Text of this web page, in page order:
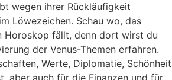
wegen ihrer Rückläufigkeit
Löwezeichen. Schau wo, das
Horoskop fällt, denn dort wirst du
der Venus-Themen erfahren.
Werte, Diplomatie, Schönheit